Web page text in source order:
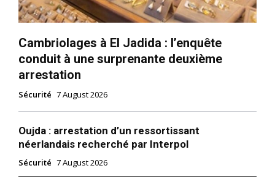
Cambriolages à El Jadida : l’enquête
conduit à une surprenante deuxième
arrestation
Sécurité 7 August 2026
Oujda : arrestation d’un ressortissant
néerlandais recherché par Interpol
Sécurité 7 August 2026